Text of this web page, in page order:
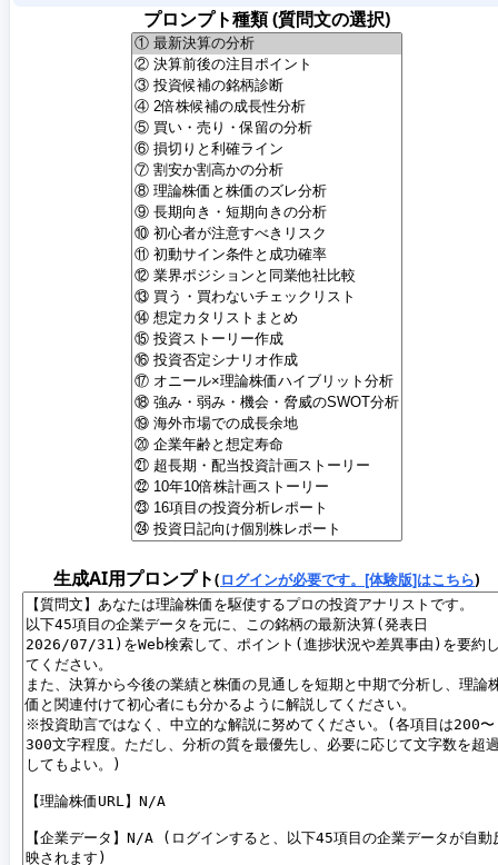
プロンプト種類 (質問文の選択)
生成AI用プロンプト(ログインが必要です。[体験版]はこちら)